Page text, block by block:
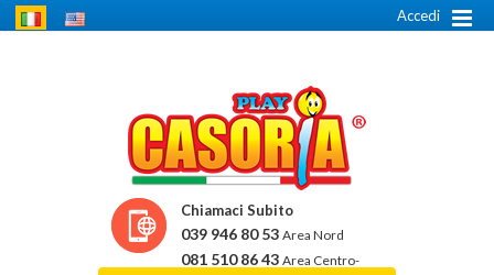
Accedi
Chiamaci Subito
039 946 80 53 Area Nord
081 510 86 43 Area Centro-